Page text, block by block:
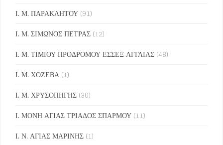
Ι. Μ. ΠΑΡΑΚΛΗΤΟΥ (91)
Ι. Μ. ΣΙΜΩΝΟΣ ΠΕΤΡΑΣ (12)
Ι. Μ. ΤΙΜΙΟΥ ΠΡΟΔΡΟΜΟΥ ΕΣΣΕΞ ΑΓΓΛΙΑΣ (48)
Ι. Μ. ΧΟΖΕΒΑ (1)
Ι. Μ. ΧΡΥΣΟΠΗΓΗΣ (30)
Ι. ΜΟΝΗ ΑΓΙΑΣ ΤΡΙΑΔΟΣ ΣΠΑΡΜΟΥ (11)
Ι. Ν. ΑΓΙΑΣ ΜΑΡΙΝΗΣ (1)